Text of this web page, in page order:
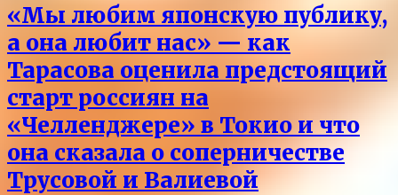
«Мы любим японскую публику,
а она любит нас» — как
Тарасова оценила предстоящий
старт россиян на
«Челленджере» в Токио и что
она сказала о соперничестве
Трусовой и Валиевой